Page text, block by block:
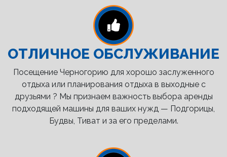
ОТЛИЧНОЕ ОБСЛУЖИВАНИЕ
Посещение Черногорию для хорошо заслуженного
отдыха или планирования отдыха в выходные с
друзьями ? Мы признаем важность выбора аренды
подходящей машины для ваших нужд — Подгорицы,
Будвы, Тиват и за его пределами.